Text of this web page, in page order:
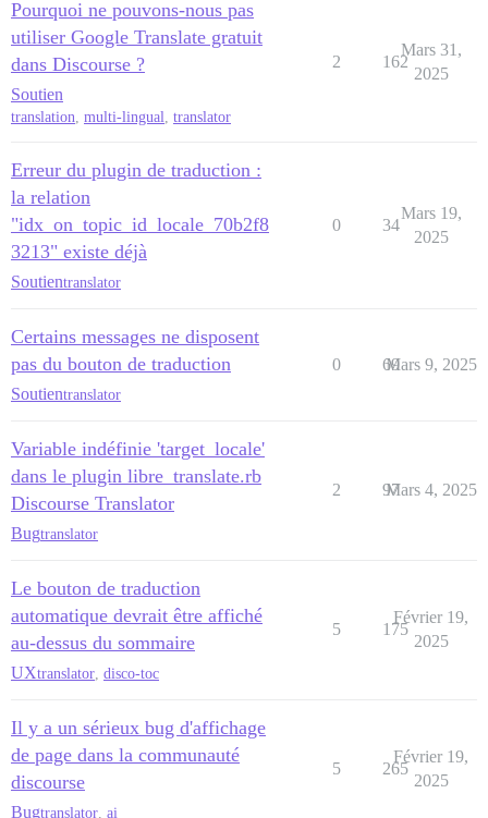
Pourquoi ne pouvons-nous pas
utiliser Google Translate gratuit
dans Discourse ?
Soutien
translation, multi-lingual, translator
2 162
Mars 31,
2025
Erreur du plugin de traduction :
la relation
"idx_on_topic_id_locale_70b2f8
3213" existe déjà
Soutientranslator
0 34
Mars 19,
2025
Certains messages ne disposent
pas du bouton de traduction
Soutientranslator
0 69
Mars 9, 2025
Variable indéfinie 'target_locale'
dans le plugin libre_translate.rb
Discourse Translator
Bugtranslator
2 97
Mars 4, 2025
Le bouton de traduction
automatique devrait être affiché
au-dessus du sommaire
UXtranslator disco-toc
5 175
Février 19,
2025
Il y a un sérieux bug d'affichage
de page dans la communauté
discourse
Bugtranslator ai
5 265
Février 19,
2025